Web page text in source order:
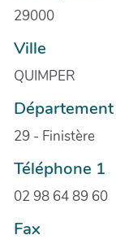
29000
Ville
QUIMPER
Département
29 - Finistère
Téléphone 1
02 98 64 89 60
Fax